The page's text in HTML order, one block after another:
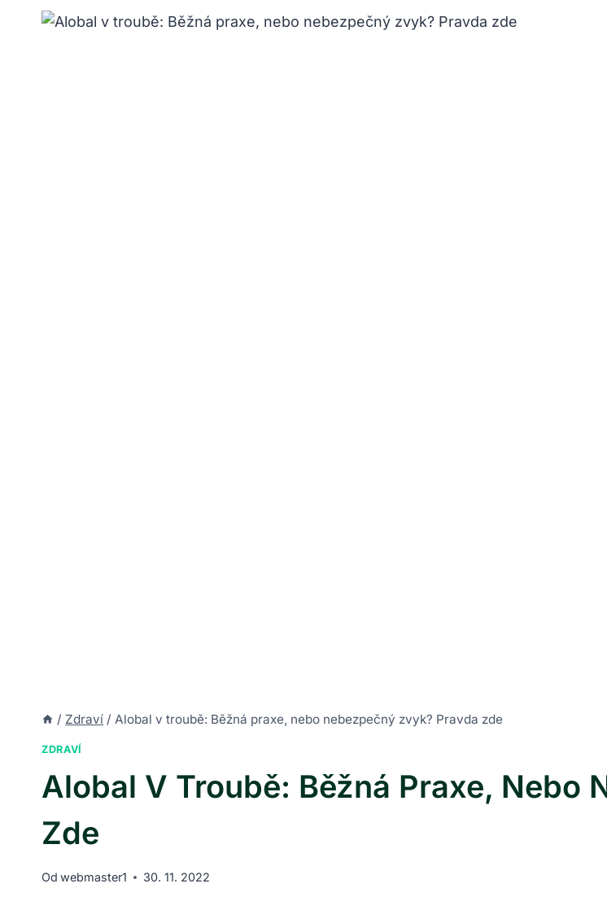
/ Zdraví / Alobal v troubě: Běžná praxe, nebo nebezpečný zvyk? Pravda zde
ZDRAVÍ
Alobal V Troubě: Běžná Praxe, Nebo
Zde
Od webmaster1 30. 11. 2022